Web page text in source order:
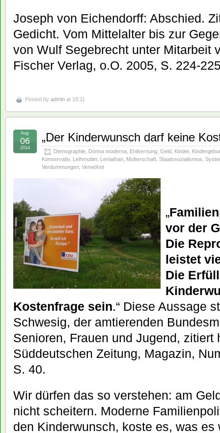
Joseph von Eichendorff: Abschied.
Gedicht. Vom Mittelalter bis zur
von Wulf Segebrecht unter Mitarbeit
Fischer Verlag, o.O. 2005, S. 224-
Posted by admin at 18:11
„Der Kinderwunsch darf keine
Demographie Donna moderna Entkernung Geld Kinder,
Konservativ, Leihmutter, Leviathan Mutterschaft Staatssozialismus
Verdummungen Verwöhnt
Aug.
06
2014
„
vor der
Die
leistet
Die
Kostenfrage sein.“ Diese Aussage
Schwesig, der amtierenden
Senioren, Frauen und Jugend, zitiert
Süddeutschen Zeitung, Magazin,
S. 40.
Wir dürfen das so verstehen: am
nicht scheitern. Moderne
den Kinderwunsch, koste es, was